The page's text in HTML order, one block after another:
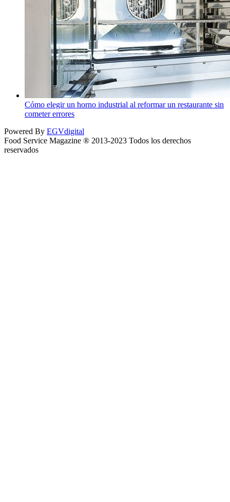
Cómo elegir un horno industrial al reformar un restaurante sin
cometer errores
Powered By EGVdigital
Food Service Magazine ® 2013-2023 Todos los derechos
reservados